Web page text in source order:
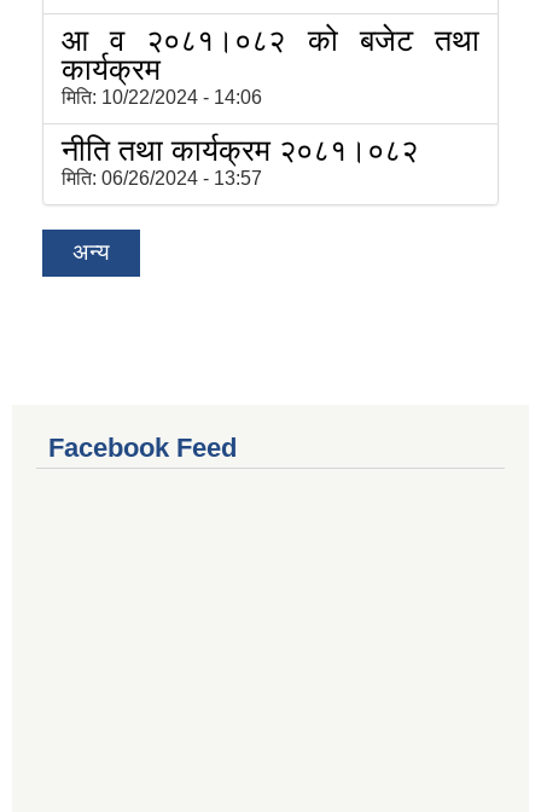
आ व २०८१।०८२ को बजेट तथा
कार्यक्रम
मिति: 10/22/2024 - 14:06
नीति तथा कार्यक्रम २०८१।०८२
मिति: 06/26/2024 - 13:57
अन्य
Facebook Feed